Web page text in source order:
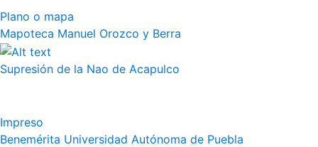
Plano o mapa
Mapoteca Manuel Orozco y Berra
Supresión de la Nao de Acapulco
Impreso
Benemérita Universidad Autónoma de Puebla